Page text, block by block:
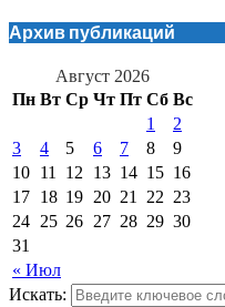
Архив публикаций
Август 2026
Пн Вт Ср Чт Пт Сб Вс
« Июл
1
2
3
4 5 6 7 8
9
10 11 12 13 14 15 16
17 18 19 20 21 22 23
24 25 26 27 28 29 30
31
Искать: